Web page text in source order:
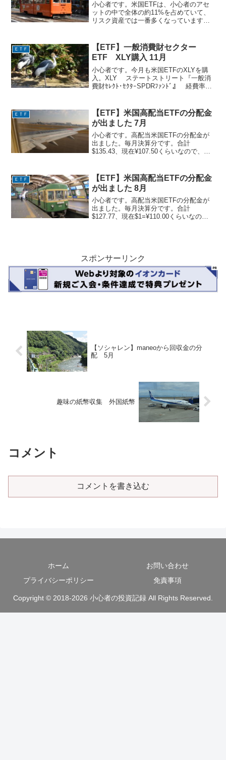
小心者です。米国ETFは、小心者のアセ
ットの中で全体の約11%を占めていて、
リスク資産では一番多くなっています。
全てプラスですが、ドルベースでは引き
続き債券...
ＥＴＦ
【ETF】一般消費財セクター
ETF XLY購入 11月
小心者です。今月も米国ETFのXLYを購
入。XLY ステートストリート『一般消
費財ｾﾚｸﾄ･ｾｸﾀｰSPDRﾌｧﾝﾄﾞ』 経費率
テスラ３．ホーム・デポ４．ナイキ...
ＥＴＦ
【ETF】米国高配当ETFの分配金
が出ました 7月
小心者です。高配当米国ETFの分配金が
出ました。毎月決算分です。合計
$135.43、現在¥107.50くらいなので、
米国トータル債券市場 $13.99 12...
ＥＴＦ
【ETF】米国高配当ETFの分配金
が出ました 8月
小心者です。高配当米国ETFの分配金が
出ました。毎月決算分です。合計
$127.77、現在$1=¥110.00くらいなの
スポンサーリンク
【ソシャレン】maneoから回収金の分
配 5月
趣味の紙幣収集 外国紙幣
コメント
コメントを書き込む
ホーム
お問い合わせ
プライバシーポリシー
免責事項
Copyright © 2018-2026 小心者の投資記録 All Rights Reserved.